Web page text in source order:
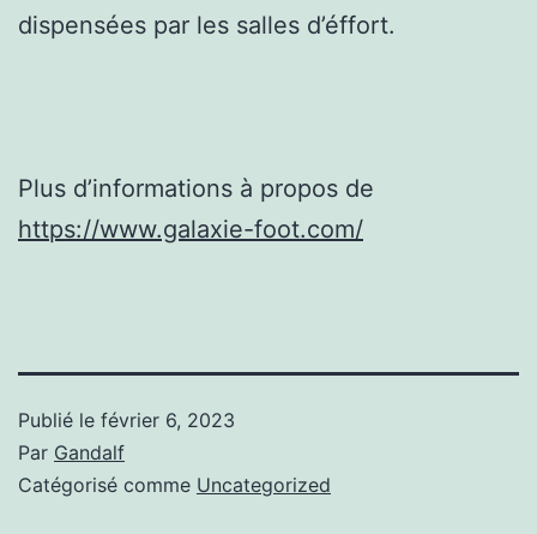
dispensées par les salles d’éffort.
Plus d’informations à propos de
https://www.galaxie-foot.com/
Publié le février 6, 2023
Par Gandalf
Catégorisé comme Uncategorized